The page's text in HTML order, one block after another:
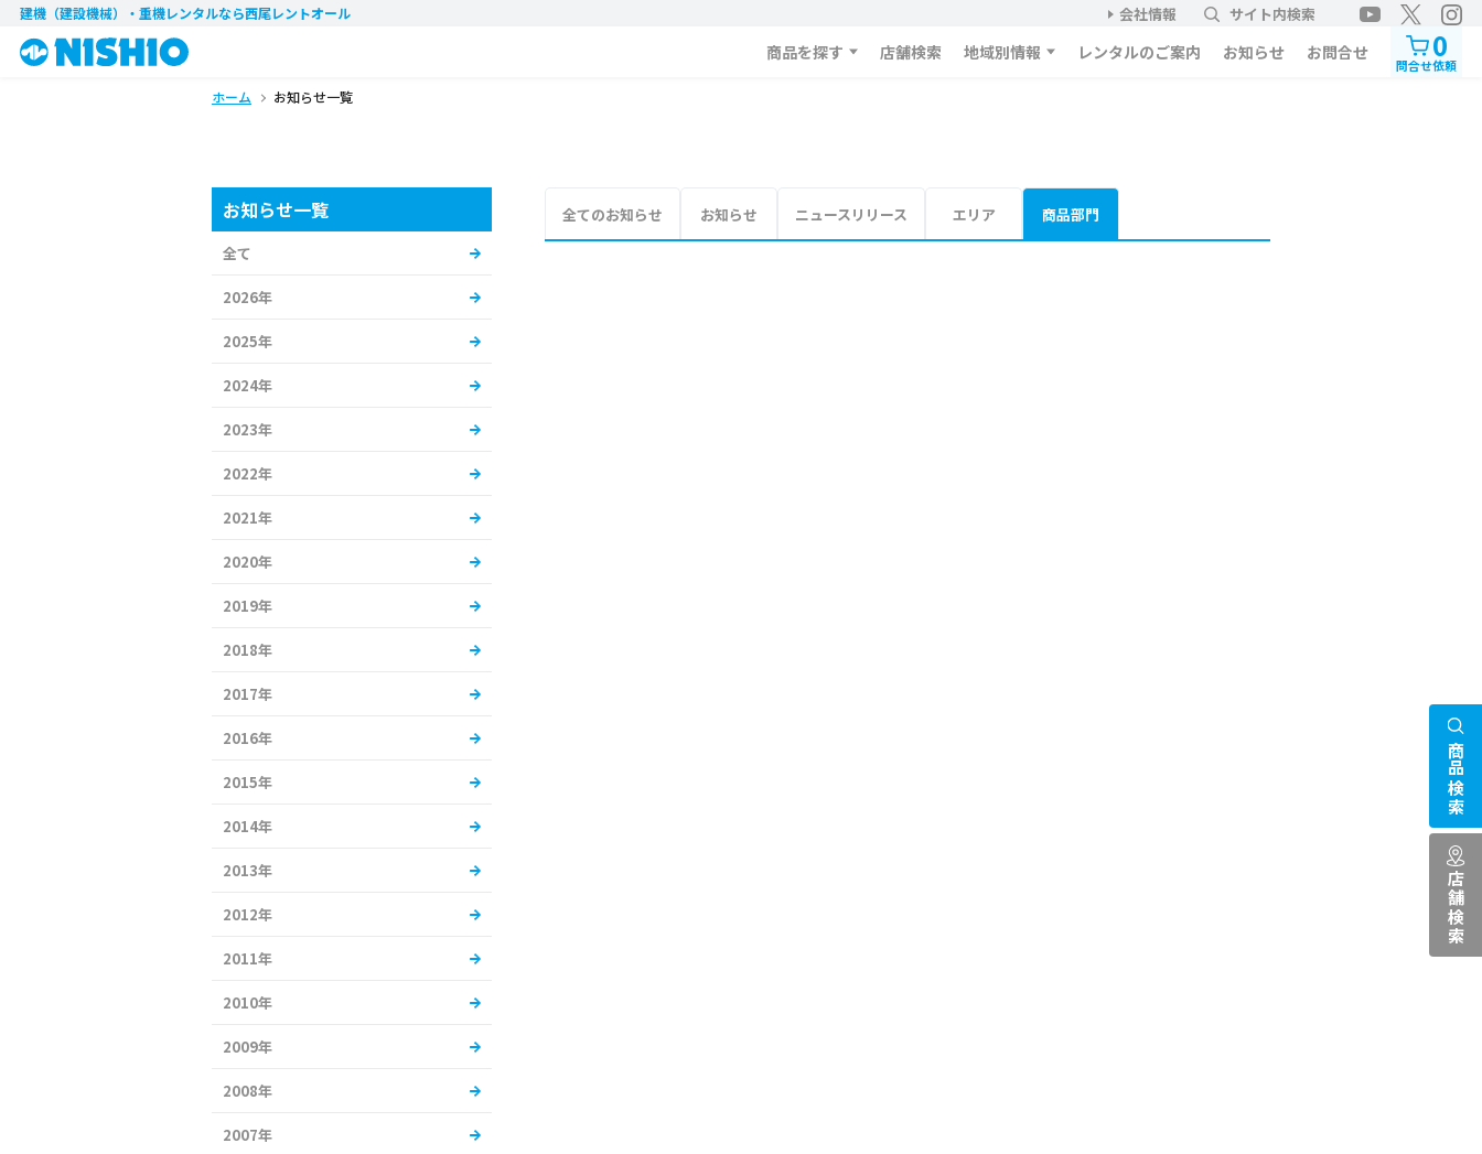
建機（建設機械）・重機レンタルなら西尾レントオール 会社情報 サイト内検索
商品を探す 店舗検索 地域別情報 レンタルのご案内 お知らせ お問合せ 0
問合せ依頼
ホーム お知らせ一覧
全てのお知らせ お知らせ ニュースリリース エリア 商品部門
お知らせ一覧
全て
2026年
2025年
2024年
2023年
2022年
2021年
2020年
2019年
2018年
2017年
2016年
2015年
2014年
2013年
2012年
2011年
2010年
2009年
2008年
2007年
商品検索
店舗検索